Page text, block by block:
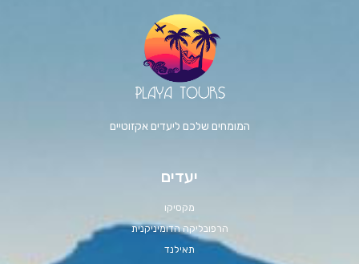
המומחים שלכם ליעדים אקזוטיים
יעדים
מקסיקו
הרפובליקה הדומיניקנית
תאילנד